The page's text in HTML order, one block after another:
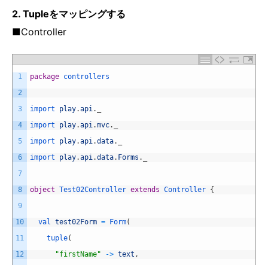
2. Tupleをマッピングする
■Controller
1
2
3
4
5
6
7
8
9
10
11
12
package controllers
import play.api .
import play.api .mvc.
import play.api .data.
import play.api .data. Forms .
object Test02Controller extends Controller {
val test02Form = Form(
tuple(
"firstName"
-> text ,